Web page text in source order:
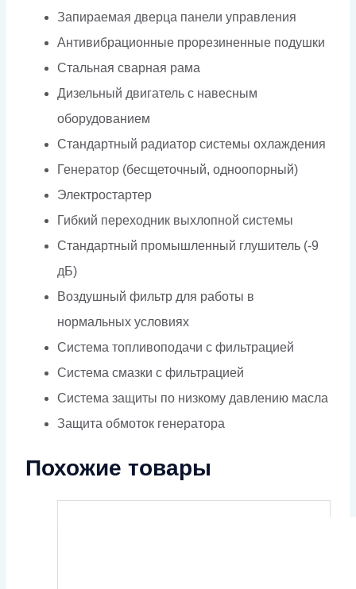
Запираемая дверца панели управления
Антивибрационные прорезиненные подушки
Стальная сварная рама
Дизельный двигатель с навесным
оборудованием
Стандартный радиатор системы охлаждения
Генератор (бесщеточный, одноопорный)
Электростартер
Гибкий переходник выхлопной системы
Стандартный промышленный глушитель (-9
дБ)
Воздушный фильтр для работы в
нормальных условиях
Система топливоподачи с фильтрацией
Система смазки с фильтрацией
Система защиты по низкому давлению масла
Защита обмоток генератора
Похожие товары